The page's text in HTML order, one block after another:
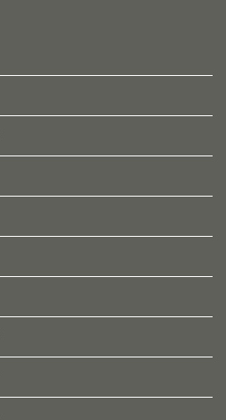
福岡のママ集まれ！につ
佐賀のママ集まれ！につ